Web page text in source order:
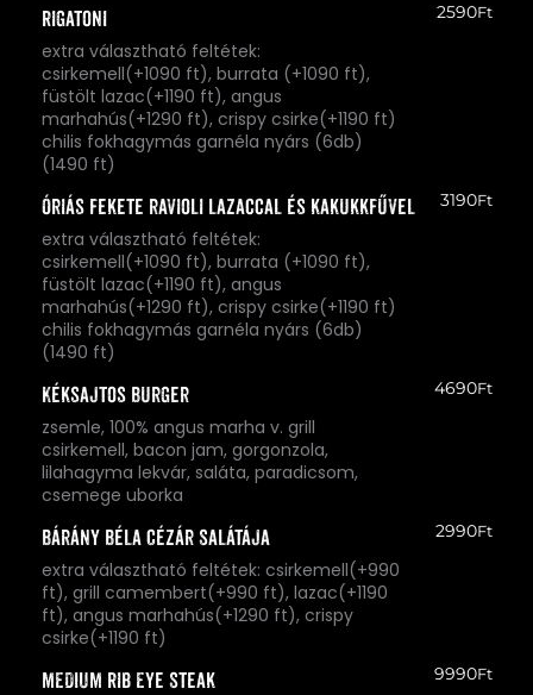
Rigatoni
extra választható feltétek:
csirkemell(+1090 ft), burrata (+1090 ft),
füstölt lazac(+1190 ft), angus
marhahús(+1290 ft), crispy csirke(+1190 ft)
chilis fokhagymás garnéla nyárs (6db)
(1490 ft)
2590Ft
Óriás fekete ravioli lazaccal és kakukkfűvel
extra választható feltétek:
csirkemell(+1090 ft), burrata (+1090 ft),
füstölt lazac(+1190 ft), angus
marhahús(+1290 ft), crispy csirke(+1190 ft)
chilis fokhagymás garnéla nyárs (6db)
(1490 ft)
3190Ft
Kéksajtos Burger
zsemle, 100% angus marha v. grill
csirkemell, bacon jam, gorgonzola,
lilahagyma lekvár, saláta, paradicsom,
csemege uborka
4690Ft
Bárány Béla Cézár Salátája
extra választható feltétek: csirkemell(+990
ft), grill camembert(+990 ft), lazac(+1190
ft), angus marhahús(+1290 ft), crispy
csirke(+1190 ft)
2990Ft
MEDIUM Rib Eye Steak 9990Ft